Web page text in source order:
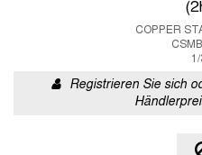
COPPER
Registrieren Sie sich